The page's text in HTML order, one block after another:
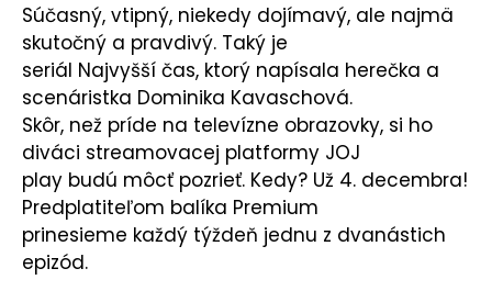
Súčasný, vtipný, niekedy dojímavý, ale najmä
skutočný a pravdivý. Taký je
seriál Najvyšší čas, ktorý napísala herečka a
scenáristka Dominika Kavaschová.
Skôr, než príde na televízne obrazovky, si ho
diváci streamovacej platformy JOJ
play budú môcť pozrieť. Kedy? Už 4. decembra!
Predplatiteľom balíka Premium
prinesieme každý týždeň jednu z dvanástich
epizód.